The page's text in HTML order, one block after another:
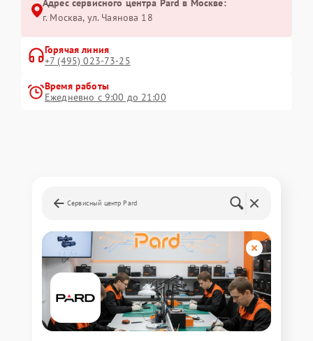
Адрес сервисного центра Pard в Москве:
г. Москва, ул. Чаянова 18
Горячая линия
+7 (495) 023-73-25
Время работы
Ежедневно с 9:00 до 21:00
Сервисный центр Pard